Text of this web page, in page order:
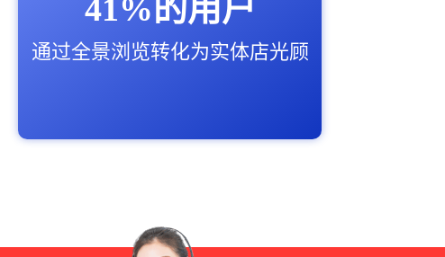
41%的用户
通过全景浏览转化为实体店光顾